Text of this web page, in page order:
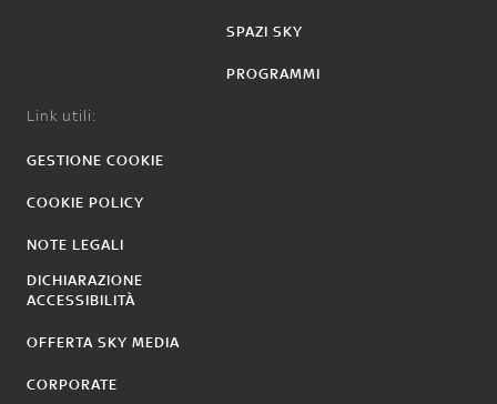
SPAZI SKY
PROGRAMMI
Link utili:
GESTIONE COOKIE
COOKIE POLICY
NOTE LEGALI
DICHIARAZIONE
ACCESSIBILITÀ
OFFERTA SKY MEDIA
CORPORATE